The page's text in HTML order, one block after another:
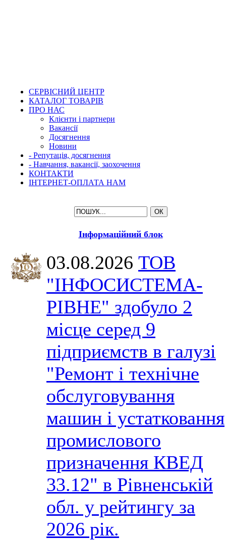
СЕРВІСНИЙ ЦЕНТР
КАТАЛОГ ТОВАРІВ
ПРО НАС
Клієнти і партнери
Вакансії
Досягнення
Новини
- Репутація, досягнення
- Навчання, вакансії, заохочення
КОНТАКТИ
ІНТЕРНЕТ-ОПЛАТА НАМ
Інформаційний блок
03.08.2026 ТОВ
"ІНФОСИСТЕМА-
РІВНЕ" здобуло 2
місце серед 9
підприємств в галузі
"Ремонт і технічне
обслуговування
машин і устатковання
промислового
призначення КВЕД
33.12" в Рівненській
обл. у рейтингу за
2026 рік.